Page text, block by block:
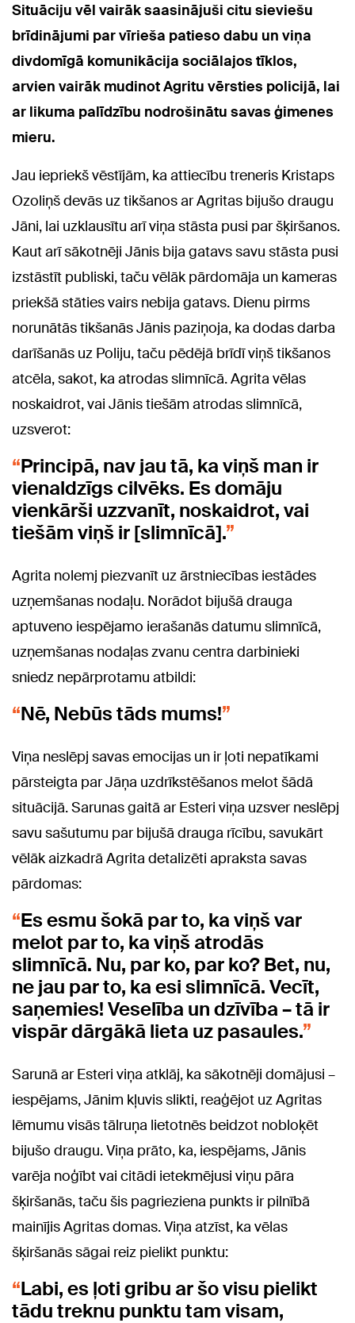
Situāciju vēl vairāk saasinājuši citu sieviešu
brīdinājumi par vīrieša patieso dabu un viņa
divdomīgā komunikācija sociālajos tīklos,
arvien vairāk mudinot Agritu vērsties policijā, lai
ar likuma palīdzību nodrošinātu savas ģimenes
mieru.
Jau iepriekš vēstījām, ka attiecību treneris Kristaps
Ozoliņš devās uz tikšanos ar Agritas bijušo draugu
Jāni, lai uzklausītu arī viņa stāsta pusi par šķiršanos.
Kaut arī sākotnēji Jānis bija gatavs savu stāsta pusi
izstāstīt publiski, taču vēlāk pārdomāja un kameras
priekšā stāties vairs nebija gatavs. Dienu pirms
norunātās tikšanās Jānis paziņoja, ka dodas darba
darīšanās uz Poliju, taču pēdējā brīdī viņš tikšanos
atcēla, sakot, ka atrodas slimnīcā. Agrita vēlas
noskaidrot, vai Jānis tiešām atrodas slimnīcā,
uzsverot:
Principā, nav jau tā, ka viņš man ir
vienaldzīgs cilvēks. Es domāju
vienkārši uzzvanīt, noskaidrot, vai
tiešām viņš ir [slimnīcā].
Agrita nolemj piezvanīt uz ārstniecības iestādes
uzņemšanas nodaļu. Norādot bijušā drauga
aptuveno iespējamo ierašanās datumu slimnīcā,
uzņemšanas nodaļas zvanu centra darbinieki
sniedz nepārprotamu atbildi:
Nē, Nebūs tāds mums!
Viņa neslēpj savas emocijas un ir ļoti nepatīkami
pārsteigta par Jāņa uzdrīkstēšanos melot šādā
situācijā. Sarunas gaitā ar Esteri viņa uzsver neslēpj
savu sašutumu par bijušā drauga rīcību, savukārt
vēlāk aizkadrā Agrita detalizēti apraksta savas
pārdomas:
Es esmu šokā par to, ka viņš var
melot par to, ka viņš atrodās
slimnīcā. Nu, par ko, par ko? Bet, nu,
ne jau par to, ka esi slimnīcā. Vecīt,
saņemies! Veselība un dzīvība – tā ir
vispār dārgākā lieta uz pasaules.
Sarunā ar Esteri viņa atklāj, ka sākotnēji domājusi –
iespējams, Jānim kļuvis slikti, reaģējot uz Agritas
lēmumu visās tālruņa lietotnēs beidzot nobloķēt
bijušo draugu. Viņa prāto, ka, iespējams, Jānis
varēja noģībt vai citādi ietekmējusi viņu pāra
šķiršanās, taču šis pagrieziena punkts ir pilnībā
mainījis Agritas domas. Viņa atzīst, ka vēlas
šķiršanās sāgai reiz pielikt punktu:
Labi, es ļoti gribu ar šo visu pielikt
tādu treknu punktu tam visam,